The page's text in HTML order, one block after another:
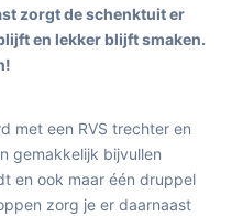
zorgt de schenktuit er
en lekker blijft smaken.
met een RVS trechter en
gemakkelijk bijvullen
en ook maar één druppel
zorg je er daarnaast